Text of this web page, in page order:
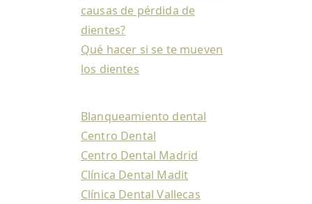
causas de pérdida de
dientes?
Qué hacer si se te mueven
los dientes
Blanqueamiento dental
Centro Dental
Centro Dental Madrid
Clínica Dental Madit
Clínica Dental Vallecas